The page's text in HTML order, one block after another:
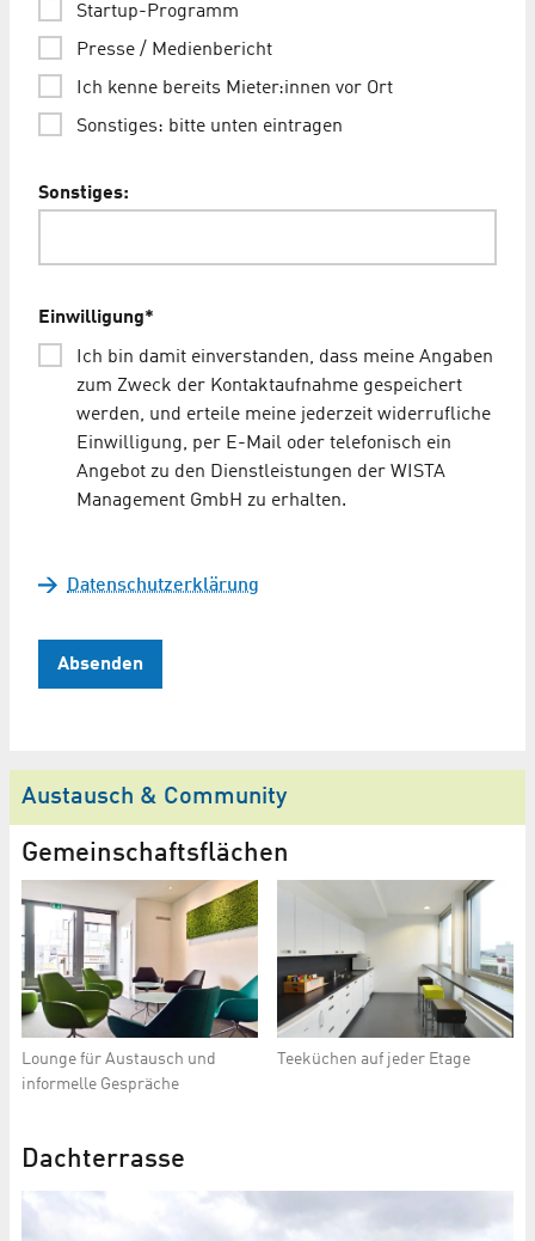
Startup-Programm
Presse / Medienbericht
Ich kenne bereits Mieter:innen vor Ort
Sonstiges: bitte unten eintragen
Sonstiges:
Einwilligung*
Ich bin damit einverstanden, dass meine Angaben
zum Zweck der Kontaktaufnahme gespeichert
werden, und erteile meine jederzeit widerrufliche
Einwilligung, per E-Mail oder telefonisch ein
Angebot zu den Dienstleistungen der WISTA
Management GmbH zu erhalten.
Datenschutzerklärung
Absenden
Austausch & Community
Gemeinschafts­flächen
Lounge für Austausch und
informelle Gespräche
Teeküchen auf jeder Etage
Dachterrasse